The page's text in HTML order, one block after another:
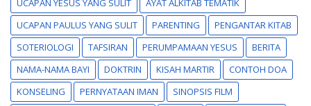
UCAPAN PAULUS YANG SULIT
PARENTING
PENGANTAR KITAB
SOTERIOLOGI
TAFSIRAN PERUMPAMAAN YESUS
BERITA
NAMA-NAMA BAYI
DOKTRIN KISAH MARTIR
CONTOH DOA
KONSELING
PERNYATAAN IMAN
SINOPSIS FILM